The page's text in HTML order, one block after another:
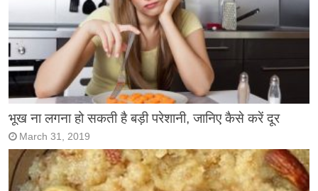
भूख ना लगना हो सकती है बड़ी परेशानी, जानिए कैसे करें दूर
March 31, 2019